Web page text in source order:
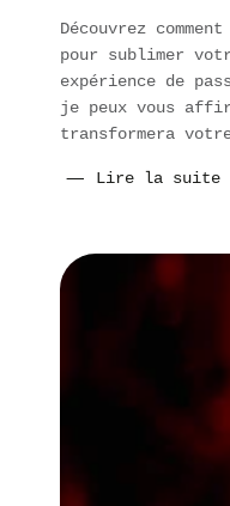
Découvrez
pour sublimer
expérience de
je peux vous
transformera
Lire la suite